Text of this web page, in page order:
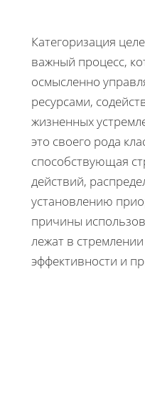
Категоризация
важный процесс,
осмысленно
ресурсами,
жизненных
это своего рода
способствующая
действий,
установлению
причины
лежат в
эффективности и